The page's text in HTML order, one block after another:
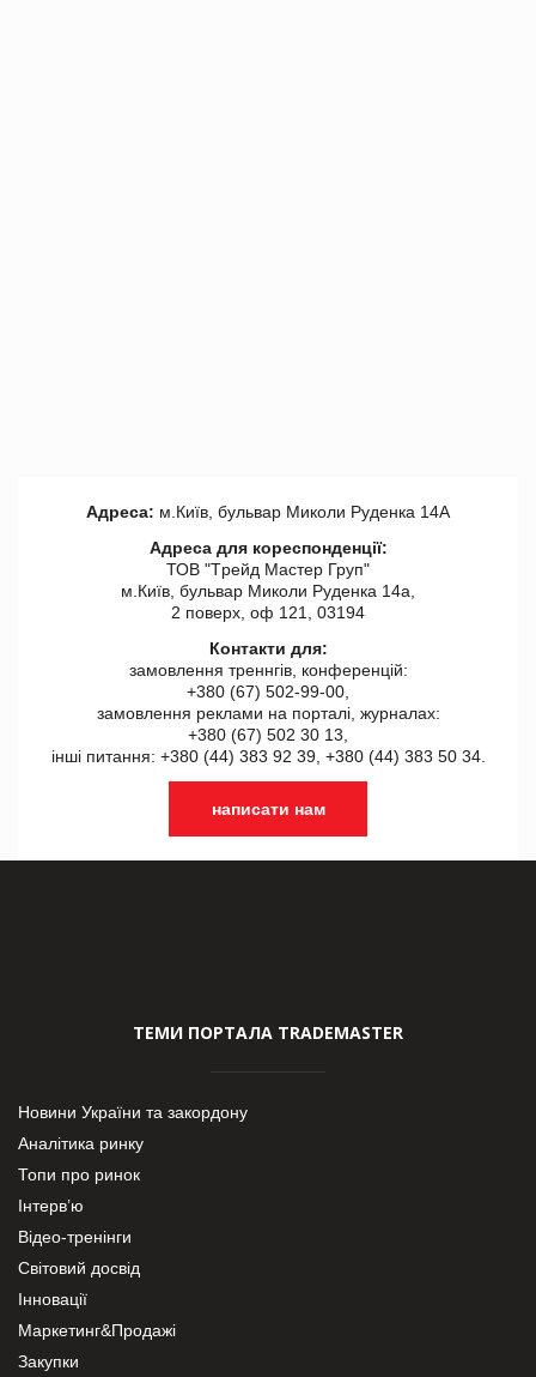
Адреса: м.Київ, бульвар Миколи Руденка 14А
Адреса для кореспонденції:
ТОВ "Tрейд Мастер Груп"
м.Київ, бульвар Миколи Руденка 14а,
2 поверх, оф 121, 03194
Контакти для:
замовлення треннгів, конференцій:
+380 (67) 502-99-00,
замовлення реклами на порталі, журналах:
+380 (67) 502 30 13,
інші питання: +380 (44) 383 92 39, +380 (44) 383 50 34.
написати нам
ТЕМИ ПОРТАЛА TRADEMASTER
Новини України та закордону
Аналітика ринку
Топи про ринок
Інтерв’ю
Відео-тренінги
Світовий досвід
Інновації
Маркетинг&Продажі
Закупки